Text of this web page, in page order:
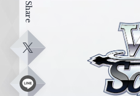
Share
X
L
ス